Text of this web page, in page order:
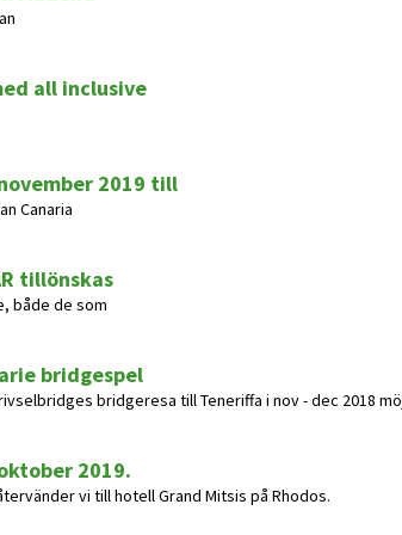
all inclusive
2019 till
Canaria
tillönskas
både de som
bridgespel
bridgeresa till Teneriffa i nov - dec 2018
2019.
vi till hotell Grand Mitsis på Rhodos.